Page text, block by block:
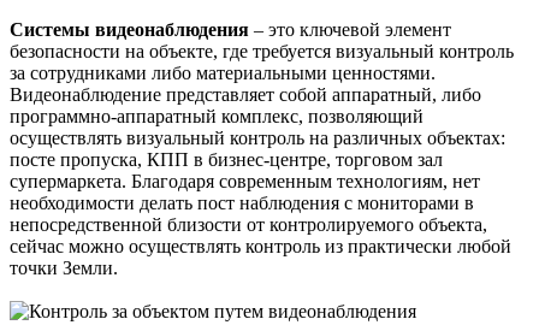
Системы видеонаблюдения – это ключевой элемент
безопасности на объекте, где требуется визуальный контроль
за сотрудниками либо материальными ценностями.
Видеонаблюдение представляет собой аппаратный, либо
программно-аппаратный комплекс, позволяющий
осуществлять визуальный контроль на различных объектах:
посте пропуска, КПП в бизнес-центре, торговом зал
супермаркета. Благодаря современным технологиям, нет
необходимости делать пост наблюдения с мониторами в
непосредственной близости от контролируемого объекта,
сейчас можно осуществлять контроль из практически любой
точки Земли.